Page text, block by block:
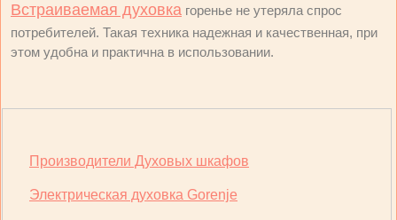
Встраиваемая духовка горенье не утеряла спрос
потребителей. Такая техника надежная и качественная, при
этом удобна и практична в использовании.
Производители Духовых шкафов
Электрическая духовка Gorenje